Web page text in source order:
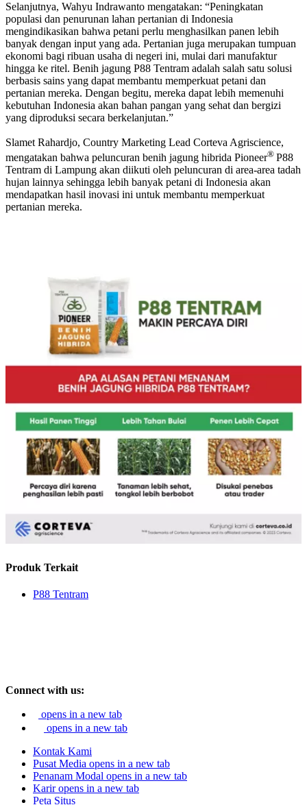
Selanjutnya, Wahyu Indrawanto mengatakan: “Peningkatan
populasi dan penurunan lahan pertanian di Indonesia
mengindikasikan bahwa petani perlu menghasilkan panen lebih
banyak dengan input yang ada. Pertanian juga merupakan tumpuan
ekonomi bagi ribuan usaha di negeri ini, mulai dari manufaktur
hingga ke ritel. Benih jagung P88 Tentram adalah salah satu solusi
berbasis sains yang dapat membantu memperkuat petani dan
pertanian mereka. Dengan begitu, mereka dapat lebih memenuhi
kebutuhan Indonesia akan bahan pangan yang sehat dan bergizi
yang diproduksi secara berkelanjutan.”
Slamet Rahardjo, Country Marketing Lead Corteva Agriscience,
mengatakan bahwa peluncuran benih jagung hibrida Pioneer® P88
Tentram di Lampung akan diikuti oleh peluncuran di area-area tadah
hujan lainnya sehingga lebih banyak petani di Indonesia akan
mendapatkan hasil inovasi ini untuk membantu memperkuat
pertanian mereka.
Produk Terkait
P88 Tentram
Connect with us:
opens in a new tab
opens in a new tab
Kontak Kami
Pusat Media opens in a new tab
Penanam Modal opens in a new tab
Karir opens in a new tab
Peta Situs